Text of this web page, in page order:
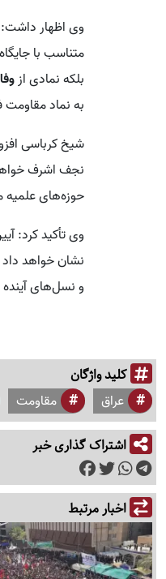
وی اظهار داشت:
متناسب با
بلکه نمادی از
به نماد مقاومت
شیخ کرباسی
نجف اشرف
حوزه‌های علمیه
وی تأکید کرد:
نشان خواهد
و نسل‌های
کلید واژگان
عراق مقاومت
اشتراک گذاری خبر
اخبار مرتبط